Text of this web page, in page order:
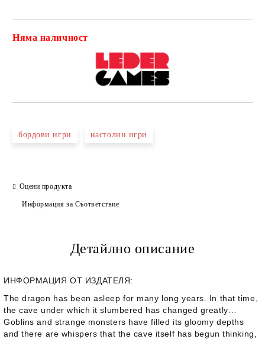
Няма наличност
бордови игри настолни игри
Оцени продукта
Информация за Съответствие
Детайлно описание
ИНФОРМАЦИЯ ОТ ИЗДАТЕЛЯ:
The dragon has been asleep for many long years. In that time,
the cave under which it slumbered has changed greatly…
Goblins and strange monsters have filled its gloomy depths
and there are whispers that the cave itself has begun thinking,